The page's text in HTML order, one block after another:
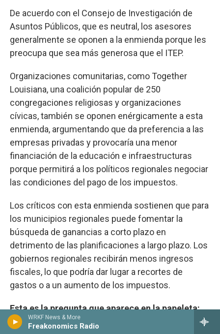
WRKF News & More
Freakonomics Radio
De acuerdo con el Consejo de Investigación de
Asuntos Públicos, que es neutral, los asesores
generalmente se oponen a la enmienda porque les
preocupa que sea más generosa que el ITEP.
Organizaciones comunitarias, como Together
Louisiana, una coalición popular de 250
congregaciones religiosas y organizaciones
cívicas, también se oponen enérgicamente a esta
enmienda, argumentando que da preferencia a las
empresas privadas y provocaría una menor
financiación de la educación e infraestructuras
porque permitirá a los políticos regionales negociar
las condiciones del pago de los impuestos.
Los críticos con esta enmienda sostienen que para
los municipios regionales puede fomentar la
búsqueda de ganancias a corto plazo en
detrimento de las planificaciones a largo plazo. Los
gobiernos regionales recibirán menos ingresos
fiscales, lo que podría dar lugar a recortes de
gastos o a un aumento de los impuestos.
Esta es la pregunta que aparece en la papeleta:
"¿Apoya una enmienda para aumentar la cantidad